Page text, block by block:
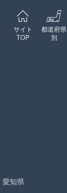
サイト
TOP
都道府県
別
愛知県